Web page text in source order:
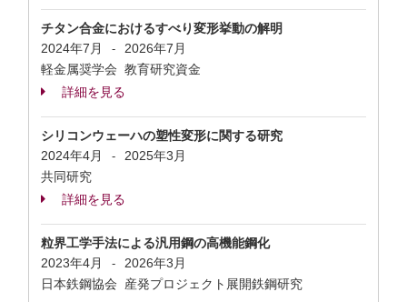
チタン合金におけるすべり変形挙動の解明
2024年7月
-
2026年7月
軽金属奨学会 教育研究資金
詳細を見る
シリコンウェーハの塑性変形に関する研究
2024年4月
-
2025年3月
共同研究
詳細を見る
粒界工学手法による汎用鋼の高機能鋼化
2023年4月
-
2026年3月
日本鉄鋼協会 産発プロジェクト展開鉄鋼研究